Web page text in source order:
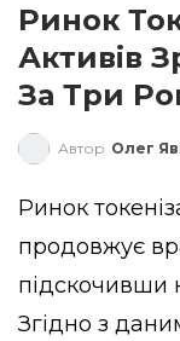
Ринок
Активів
За Три
Автор Олег
Ринок
продовжує
підскочивши
Згідно з